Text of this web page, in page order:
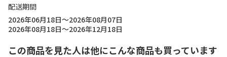
配送期間
2026年06月18日～2026年08月07日
2026年08月18日～2026年12月18日
この商品を見た人は他にこんな商品も買っています